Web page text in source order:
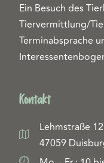
Ein Besuch des
Tiervermittlung/
Terminabsprache
Kontakt
Lehmstraße 12
47059